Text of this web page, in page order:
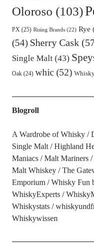
Oloroso (103)
PX(25) Rising Brands(22) Rye
(54) Sherry Cask
Single Malt(43)
Oak(24) whic(52)
Blogroll
A Wardrobe of Whisky
Single Malt
Highland
Maniacs
Malt Mariners
Malt Whiskey
The
Emporium
Whisky Fun
WhiskyExperts
Whiskystats
Whiskywissen